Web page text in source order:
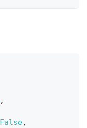
,
False,